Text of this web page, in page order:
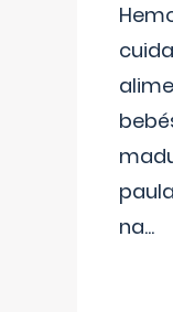
na...